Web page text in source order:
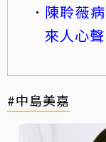
陳聆薇
來人心
#中島美嘉